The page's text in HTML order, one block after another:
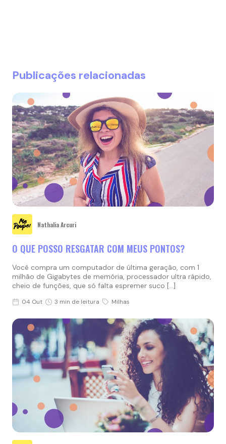
Publicações relacionadas
Nathalia Arcuri
O QUE POSSO RESGATAR COM MEUS PONTOS?
Você compra um computador de última geração, com 1
milhão de Gigabytes de memória, processador ultra rápido,
cheio de funções, que só falta espremer suco […]
04 Out 3 min de leitura Milhas